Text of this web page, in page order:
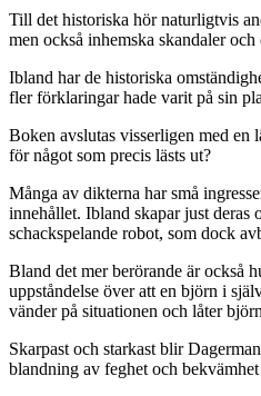
Till det historiska hör naturligtvis
men också inhemska skandaler
Ibland har de historiska
fler förklaringar hade varit på sin
Boken avslutas visserligen med
för något som precis lästs ut?
Många av dikterna har små
innehållet. Ibland skapar just deras
schackspelande robot, som dock
Bland det mer berörande är också
uppståndelse över att en björn i
vänder på situationen och låter
Skarpast och starkast blir
blandning av feghet och